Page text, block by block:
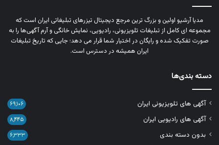
مدیا آرشیو اولین و بزرگ‌ ترین مرجع دیجیتال تیزرهای تبلیغاتی ایران است که
مجموعه‌ ای کامل از تبلیغات تلویزیونی، رادیویی، نمایش خانگی و آرم‌ آگهی‌ها را به‌
صورت تفکیک‌ شده و رایگان در اختیار شما قرار می‌ دهد؛ جایی که تاریخ تبلیغات
ایران همیشه در دسترس است.
دسته بندی‌ها
آگهی های تلویزیونی ایران ۶۹,۱۰۶
آگهی های رادیویی ایران ۸,۴۴۵
بدون دسته بندی ۶,۳۳۳